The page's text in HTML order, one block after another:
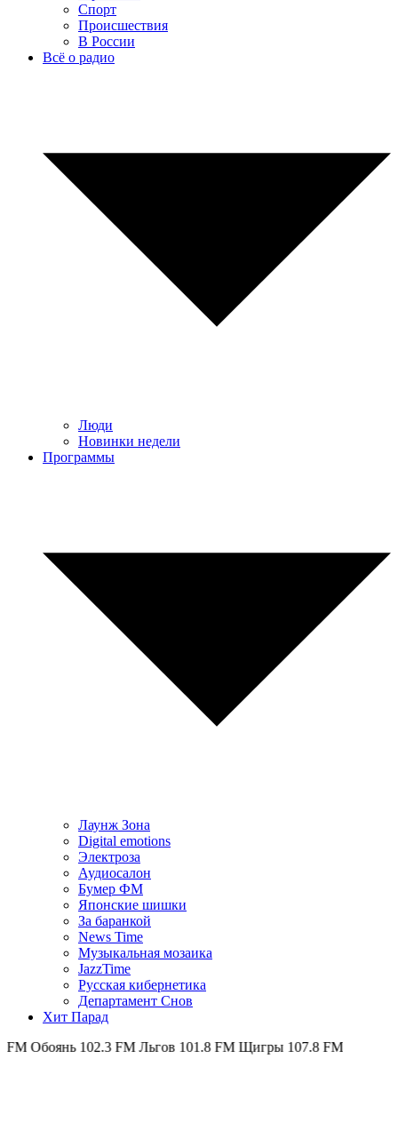
Спорт
Происшествия
В России
Всё о радио
Люди
Новинки недели
Программы
Лаунж Зона
Digital emotions
Электроза
Аудиосалон
Бумер ФМ
Японскиe шишки
За баранкой
News Time
Музыкальная мозаика
JazzTime
Русская кибернетика
Департамент Снов
Хит Парад
Обоянь 102.3 FM Льгов 101.8 FM Щигры 107.8 FM